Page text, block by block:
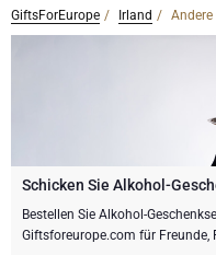
CHAMPAGNER
Champagner
Exklusive
Schicken Sie eine
Merk
Schicken Sie eine
Sekt Geschenke
Schicken Sie eine
Sekt Geschenke
SCHOKOLADE
Schokoladen
GOURMET
GiftsForEurope Irland Andere
Schicken Sie Alkohol-
Bestellen Sie Alkohol-
Giftsforeurope.com für Freunde,